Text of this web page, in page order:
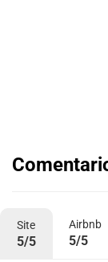
Site
5/5
Airbnb
5/5